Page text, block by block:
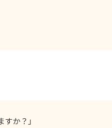
か？」